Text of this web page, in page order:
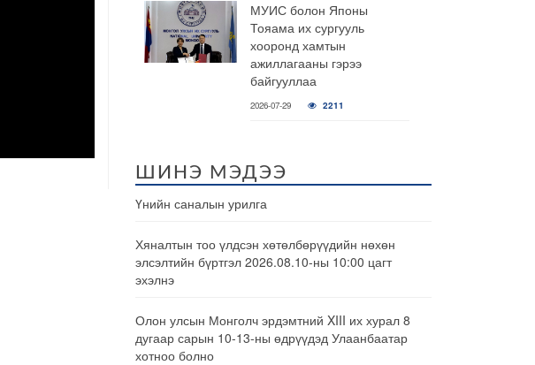
МУИС болон Японы
Тояама их сургууль
хооронд хамтын
ажиллагааны гэрээ
байгууллаа
2026-07-29 2211
ШИНЭ МЭДЭЭ
Үнийн саналын урилга
Хяналтын тоо үлдсэн хөтөлбөрүүдийн нөхөн
элсэлтийн бүртгэл 2026.08.10-ны 10:00 цагт
эхэлнэ
Олон улсын Монголч эрдэмтний XIII их хурал 8
дугаар сарын 10-13-ны өдрүүдэд Улаанбаатар
хотноо болно